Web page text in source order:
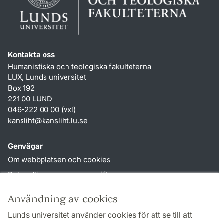
Användning av cookies
Lunds universitet använder cookies för att se till att
Kontakta oss
Humanistiska och teologiska fakulteterna
LUX, Lunds universitet
Box 192
221 00 LUND
046-222 00 00 (vxl)
kansliht@kansliht.lu.se
Genvägar
Om webbplatsen och cookies
Behandling av personuppgifter
TYPO3-login